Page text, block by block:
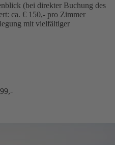
(bei direkter Buchung des
ca. € 150,- pro Zimmer
mit vielfältiger